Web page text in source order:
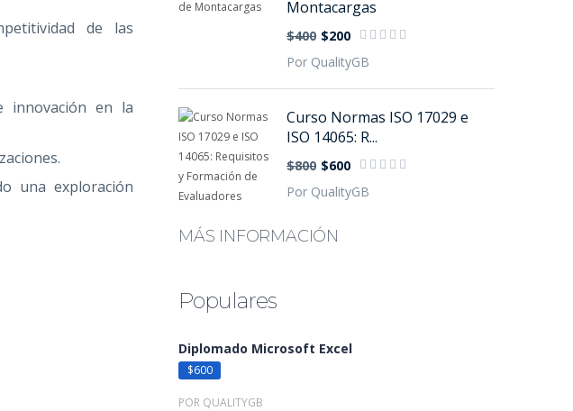
de las
innovación en la
una exploración
Montacargas
$400 $200
Por QualityGB
Curso Normas ISO 17029 e
ISO 14065: R...
$800 $600
Por QualityGB
MÁS INFORMACIÓN
Populares
Diplomado Microsoft Excel
$600
POR QUALITYGB